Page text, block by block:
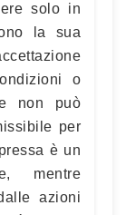
solo in
la sua
o
non può
per
è un
mentre
azioni